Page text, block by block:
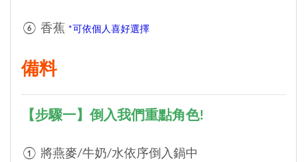
⑥ 香蕉 *可依個人喜好選擇
備料
【步驟一】倒入我們重點角色!
① 將燕麥/牛奶/水依序倒入鍋中